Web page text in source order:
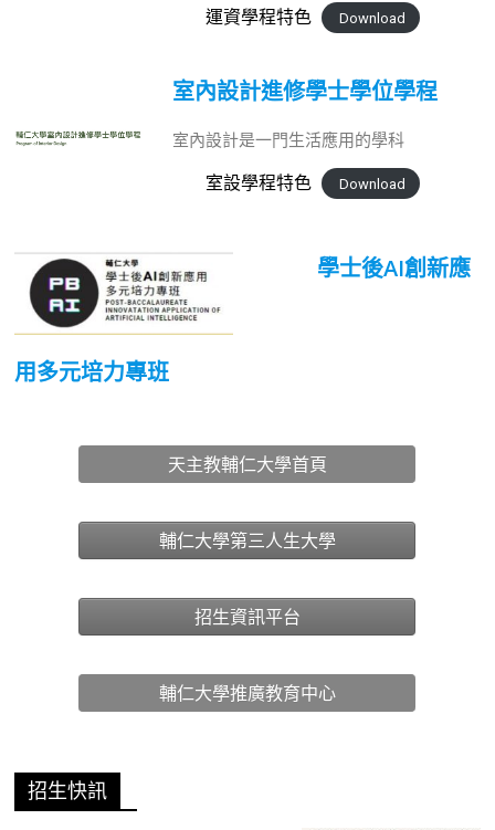
運資學程特色 Download
室內設計進修學士學位學程
室內設計是一門生活應用的學科
室設學程特色 Download
學士後AI創新應
用多元培力專班
天主教輔仁大學首頁
輔仁大學第三人生大學
招生資訊平台
輔仁大學推廣教育中心
招生快訊